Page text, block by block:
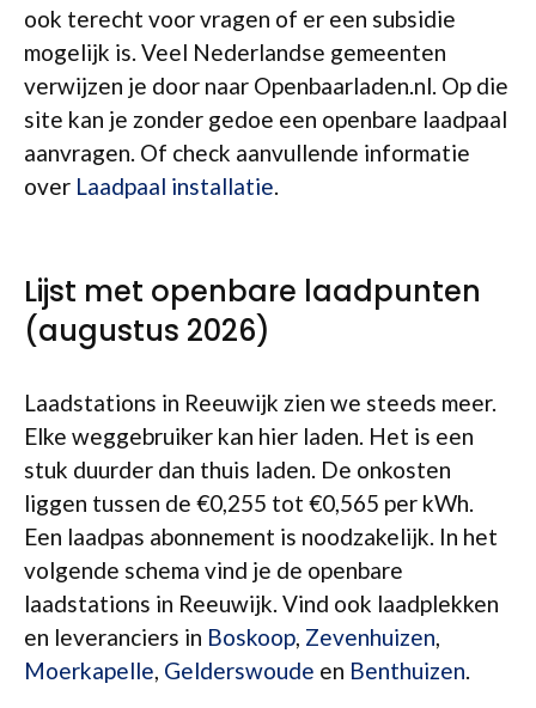
ook terecht voor vragen of er een subsidie
mogelijk is. Veel Nederlandse gemeenten
verwijzen je door naar Openbaarladen.nl. Op die
site kan je zonder gedoe een openbare laadpaal
aanvragen. Of check aanvullende informatie
over Laadpaal installatie.
Lijst met openbare laadpunten
(augustus 2026)
Laadstations in Reeuwijk zien we steeds meer.
Elke weggebruiker kan hier laden. Het is een
stuk duurder dan thuis laden. De onkosten
liggen tussen de €0,255 tot €0,565 per kWh.
Een laadpas abonnement is noodzakelijk. In het
volgende schema vind je de openbare
laadstations in Reeuwijk. Vind ook laadplekken
en leveranciers in Boskoop, Zevenhuizen,
Moerkapelle, Gelderswoude en Benthuizen.